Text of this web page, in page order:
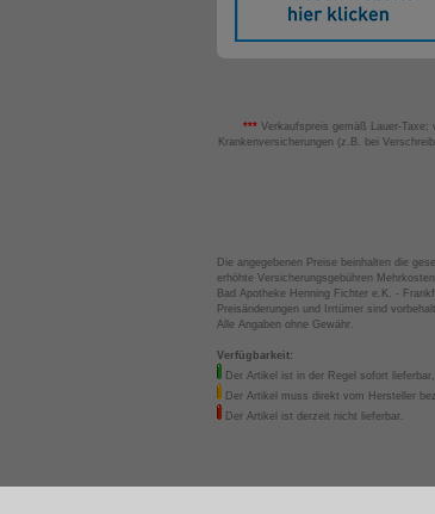
*** Verkaufspreis gemäß Lauer-Taxe;
Krankenversicherungen (z.B. bei
Die angegebenen Preise beinhalten die
erhöhte Versicherungsgebühren
Bad Apotheke Henning Fichter e.K. -
Preisänderungen und Irrtümer sind
Alle Angaben ohne Gewähr.
Verfügbarkeit:
Der Artikel ist in der Regel sofort
Der Artikel muss direkt vom Hersteller
Der Artikel ist derzeit nicht lieferbar.